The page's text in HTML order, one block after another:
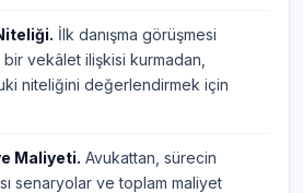
İlk danışma görüşmesi
vekâlet ilişkisi kurmadan,
niteliğini değerlendirmek için
Maliyeti. Avukattan, sürecin
senaryolar ve toplam maliyet